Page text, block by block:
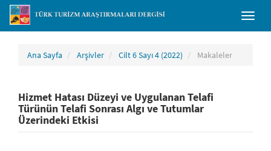
##plugins.themes.bootstrap3.accessible_menu.main_navigation##
##plugins.themes.bootstrap3.accessible_menu.main_content##
##plugins.themes.bootstrap3.accessible_menu.sidebar##
Toggle
Ana Sayfa Arşivler Cilt 6 Sayı 4 (2022) Makaleler
Hizmet Hatası Düzeyi ve Uygulanan Telafi
Türünün Telafi Sonrası Algı ve Tutumlar
Üzerindeki Etkisi